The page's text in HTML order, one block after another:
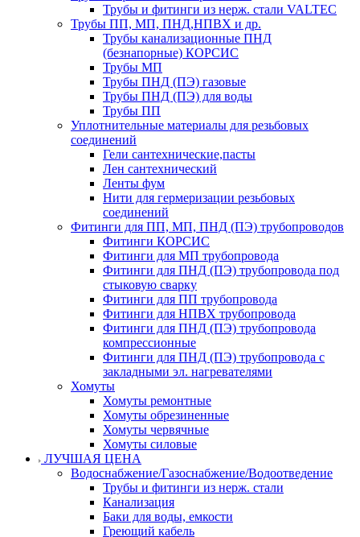
Трубы и фитинги из нерж. стали VALTEC
Трубы ПП, МП, ПНД,НПВХ и др.
Трубы канализационные ПНД
(безнапорные) КОРСИС
Трубы МП
Трубы ПНД (ПЭ) газовые
Трубы ПНД (ПЭ) для воды
Трубы ПП
Уплотнительные материалы для резьбовых
соединений
Гели сантехнические,пасты
Лен сантехнический
Ленты фум
Нити для гермеризации резьбовых
соединений
Фитинги для ПП, МП, ПНД (ПЭ) трубопроводов
Фитинги КОРСИС
Фитинги для МП трубопровода
Фитинги для ПНД (ПЭ) трубопровода под
стыковую сварку
Фитинги для ПП трубопровода
Фитинги для НПВХ трубопровода
Фитинги для ПНД (ПЭ) трубопровода
компрессионные
Фитинги для ПНД (ПЭ) трубопровода с
закладными эл. нагревателями
Хомуты
Хомуты ремонтные
Хомуты обрезиненные
Хомуты червячные
Хомуты силовые
ЛУЧШАЯ ЦЕНА
Водоснабжение/Газоснабжение/Водоотведение
Трубы и фитинги из нерж. стали
Канализация
Баки для воды, емкости
Греющий кабель